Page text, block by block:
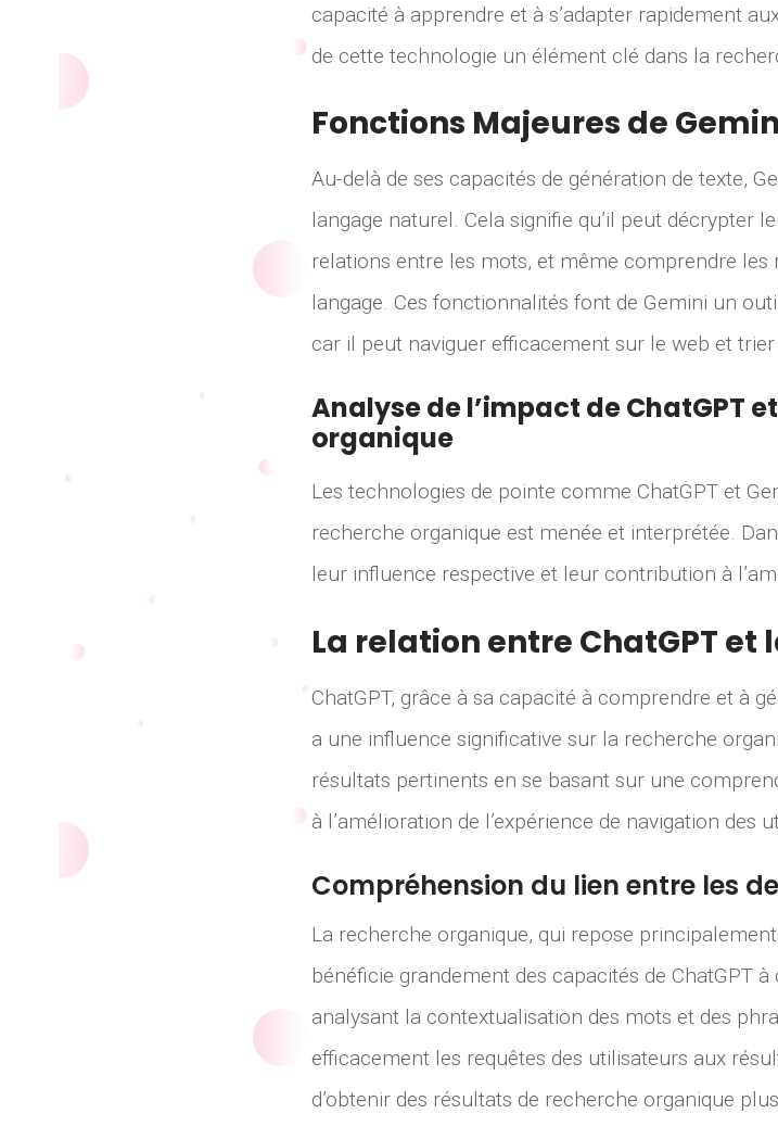
capacité à apprendre et à s’adapter rapidement
de cette technologie un élément clé dans la
Fonctions Majeures de
Au-delà de ses capacités de génération de texte,
langage naturel. Cela signifie qu’il peut décrypter
relations entre les mots, et même comprendre les
langage. Ces fonctionnalités font de Gemini un
car il peut naviguer efficacement sur le web et
Analyse de l’impact de ChatGPT
organique
Les technologies de pointe comme ChatGPT et
recherche organique est menée et interprétée.
leur influence respective et leur contribution à
La relation entre ChatGPT
ChatGPT, grâce à sa capacité à comprendre et à
a une influence significative sur la recherche
résultats pertinents en se basant sur une
à l’amélioration de l’expérience de navigation des
Compréhension du lien entre les
La recherche organique, qui repose
bénéficie grandement des capacités de ChatGPT
analysant la contextualisation des mots et des
efficacement les requêtes des utilisateurs aux
d’obtenir des résultats de recherche organique